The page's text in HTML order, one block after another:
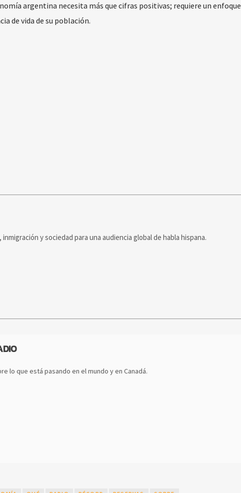
argentina necesita más que cifras positivas; requiere un enfoque
de vida de su población.
y sociedad para una audiencia global de habla hispana.
lo que está pasando en el mundo y en Canadá.